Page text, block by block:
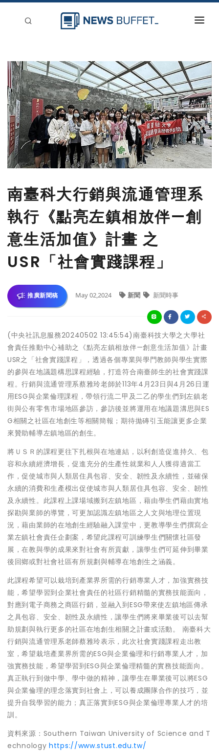
新聞稿分類
登入
刊登
南臺科大行銷與流通管理系
執行《點亮左鎮相放伴—創
意生活加值》計畫 之
USR「社會實踐課程」
推廣新聞稿 May 02,2024 新聞 新聞時事
(中央社訊息服務20240502 13:45:54)南臺科技大學之大學社
會責任推動中心補助之《點亮左鎮相放伴—創意生活加值》計畫
USR之「社會實踐課程」，透過各個專業與學門教師與學生實際
的參與在地議題構思課程經驗，打造符合南臺師生的社會實踐課
程。行銷與流通管理系蔡雅玲老師於113年4月23日與4月26日運
用ESG與企業倫理課程，帶領行流二甲及二乙的學生們到左鎮老
街與公有零售市場地區參訪，參訪後並將運用在地議題溝思與ES
G相關之社區在地創生等相關簡報；期待拋磚引玉能讓更多企業
來贊助輔導左鎮地區的創生。
將ＵＳＲ的課程更往下扎根與在地連結，以利創造促進持久、包
容和永續經濟增長，促進充分的生產性就業和人人獲得適當工
作，促使城市與人類居住具包容、安全、韌性及永續性，並確保
永續的消費和生產模出促使城市與人類居住具包容、安全、韌性
及永續性。此課程上課場域搬到左鎮地區，藉由學生們藉由實地
探勘與業師的導覽，可更加認識左鎮地區之人文與地理位置現
況，藉由業師的在地創生經驗融入課堂中，更教導學生們撰寫企
業左鎮社會責任企劃案，希望此課程可訓練學生們關懷社區發
展，在教與學的成果來對社會有所貢獻，讓學生們可延伸到畢業
後回鄉或對社會社區有所規劃與輔導在地創生之涵義。
此課程希望可以栽培到產業界所需的行銷專業人才，加強實務技
能，希望學習到企業社會責任的社區行銷精髓的實務技能面向，
對應到電子商務之商區行銷，並融入到ESG帶來使左鎮地區傳承
之具包容、安全、韌性及永續性，讓學生們將來畢業後可以去幫
助規劃與執行更多的社區在地創生相關之計畫或活動。 南臺科大
行銷與流通管理系老師蔡雅玲表示，此次社會實踐課程走出教
室，希望栽培產業界所需的ESG與企業倫理和行銷專業人才，加
強實務技能，希望學習到ESG與企業倫理精髓的實務技能面向。
真正執行到做中學、學中做的精神，讓學生在畢業後可以將ESG
與企業倫理的理念落實到社會上，可以養成團隊合作的技巧，並
提升自我學習的能力；真正落實到ESG與企業倫理專業人才的培
訓。
資料來源：Southern Taiwan University of Science and T
echnology https://www.stust.edu.tw/